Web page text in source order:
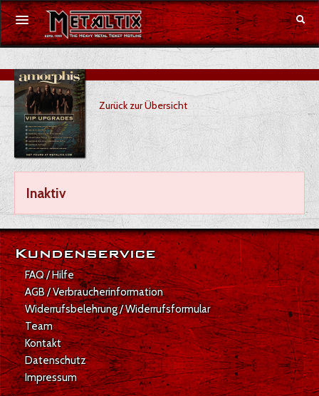
Konzerte
Festivals
Gutschein
Merchandise
DE|EN
Anmelden
Zurück zur Übersicht
Inaktiv
Kundenservice
FAQ / Hilfe
AGB / Verbraucherinformation
Widerrufsbelehrung / Widerrufsformular
Team
Kontakt
Datenschutz
Impressum